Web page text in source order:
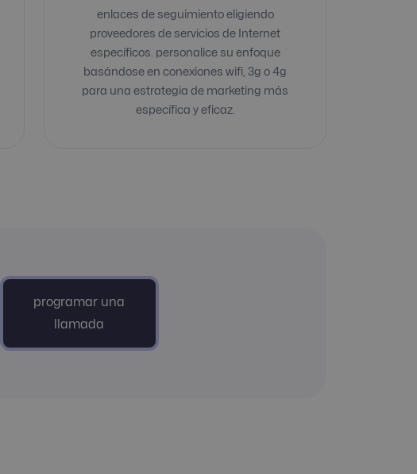
enlaces de seguimiento eligiendo
proveedores de servicios de Internet
específicos. personalice su enfoque
basándose en conexiones wifi, 3g o 4g
para una estrategia de marketing más
específica y eficaz.
programar una
llamada